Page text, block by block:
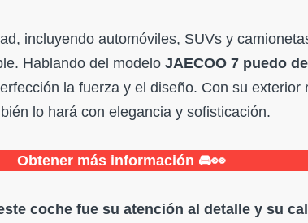
incluyendo automóviles, SUVs y
Hablando del modelo JAECOO 7 puedo
la fuerza y el diseño. Con su exterior
lo hará con elegancia y sofisticación.
Obtener más información 🚘👀
coche fue su atención al detalle y su